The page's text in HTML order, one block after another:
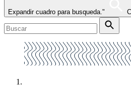
Expandir cuadro para busqueda."